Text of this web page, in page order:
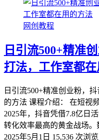
网创教程
日引流500+精准
打法，工作室都
日引流500+精准创业粉，
的方法 课程介绍： 在短视
2025年，抖音凭借7.8亿日
转化效率最高的黄金战场。
2025年5月1日 15,536 次浏览